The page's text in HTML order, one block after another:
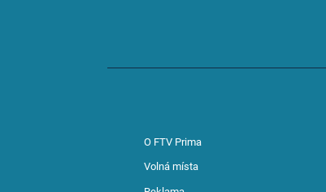
O FTV Prima
Volná místa